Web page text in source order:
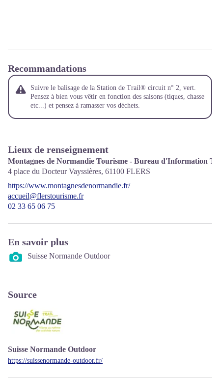
Recommandations
Suivre le balisage de la Station de Trail® circuit n° 2, vert.
Pensez à bien vous vêtir en fonction des saisons (tiques, chasse
etc...) et pensez à ramasser vos déchets.
Lieux de renseignement
Montagnes de Normandie Tourisme - Bureau d'Information
4 place du Docteur Vayssières, 61100 FLERS
https://www.montagnesdenormandie.fr/
accueil@flerstourisme.fr
02 33 65 06 75
En savoir plus
Suisse Normande Outdoor
Source
Suisse Normande Outdoor
https://suissenormande-outdoor.fr/